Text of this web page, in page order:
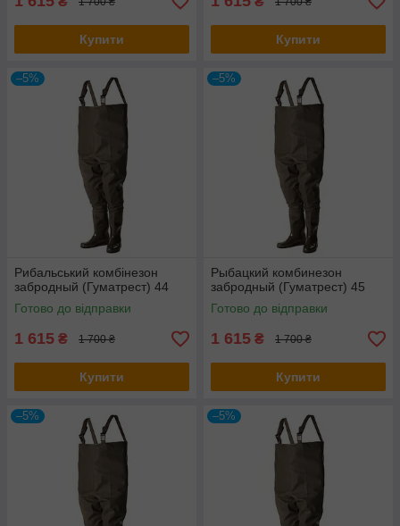
Купити Купити
–5%
Рибальський комбінезон
забродный (Гуматрест) 44
Готово до відправки
1 615 ₴ 1 700 ₴
Купити
–5%
Рыбацкий комбинезон
забродный (Гуматрест) 45
Готово до відправки
1 615 ₴ 1 700 ₴
Купити
–5% –5%